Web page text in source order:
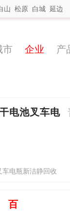
山 松原 白城 延边
市 企业 产
电池叉车电
电瓶新洁静回收
百